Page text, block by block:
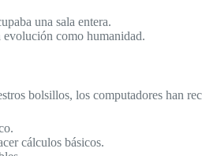
una sala entera.
evolución como humanidad.
bolsillos, los computadores han
cálculos básicos.